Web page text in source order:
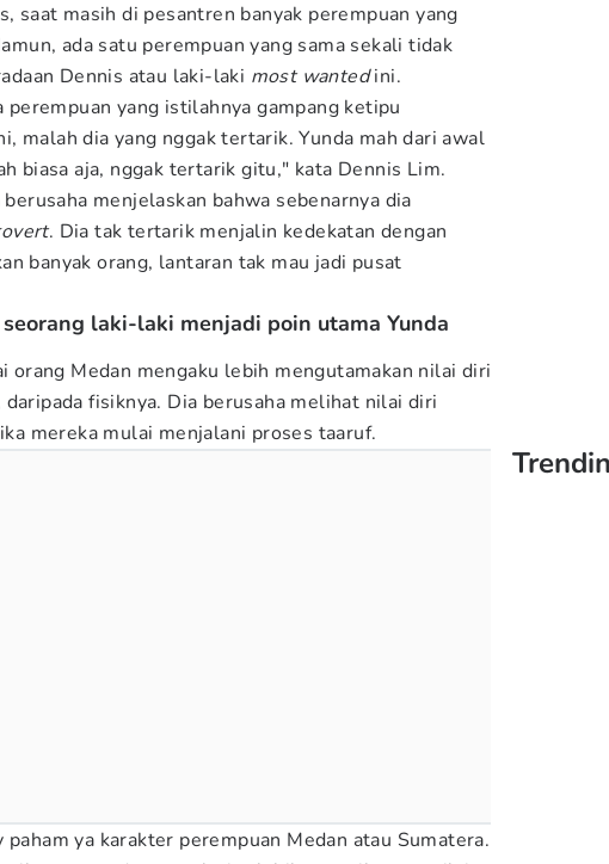
saat masih di pesantren banyak perempuan yang
ada satu perempuan yang sama sekali tidak
Dennis atau laki-laki most wantedini.
perempuan yang istilahnya gampang ketipu
malah dia yang nggak tertarik. Yunda mah dari awal
biasa aja, nggak tertarik gitu," kata Dennis Lim.
menjelaskan bahwa sebenarnya dia
. Dia tak tertarik menjalin kedekatan dengan
banyak orang, lantaran tak mau jadi pusat
laki-laki menjadi poin utama Yunda
orang Medan mengaku lebih mengutamakan nilai diri
fisiknya. Dia berusaha melihat nilai diri
mereka mulai menjalani proses taaruf.
ya karakter perempuan Medan atau Sumatera.